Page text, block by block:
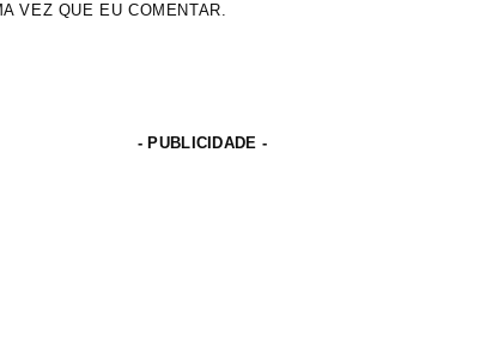
VEZ QUE EU COMENTAR.
- PUBLICIDADE -